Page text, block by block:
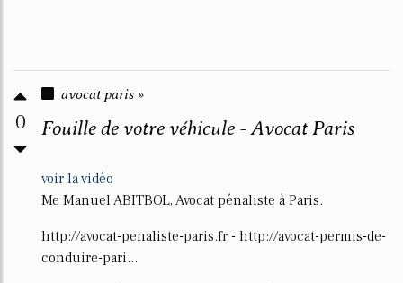
0
avocat paris »
Fouille de votre véhicule - Avocat Paris
voir la vidéo
Me Manuel ABITBOL, Avocat pénaliste à Paris.
http://avocat-penaliste-paris.fr - http://avocat-permis-de-
conduire-pari...